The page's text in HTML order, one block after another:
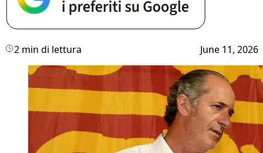
2 min di lettura June 11, 2026